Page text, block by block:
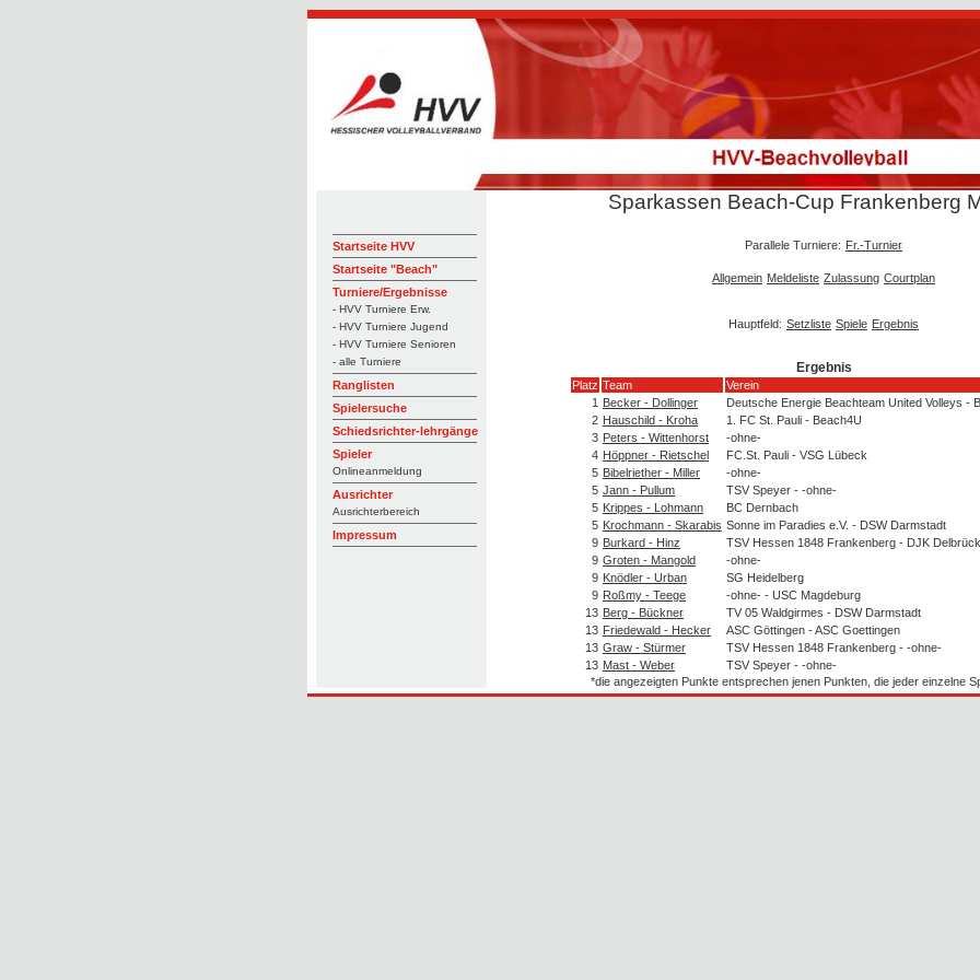
Startseite HVV
Startseite "Beach"
Turniere/Ergebnisse
- HVV Turniere Erw.
- HVV Turniere Jugend
- HVV Turniere Senioren
- alle Turniere
Ranglisten
Spielersuche
Schiedsrichter-lehrgänge
Spieler
Onlineanmeldung
Ausrichter
Ausrichterbereich
Impressum
Sparkassen Beach-Cup Frankenberg
Parallele Turniere: Fr.-Turnier
Allgemein Meldeliste Zulassung Courtplan
Hauptfeld: Setzliste Spiele Ergebnis
Ergebnis
Platz Team Verein
1 Becker - Dollinger Deutsche Energie Beachteam United Volleys -
2 Hauschild - Kroha 1. FC St. Pauli - Beach4U
3 Peters - Wittenhorst -ohne-
4 Höppner - Rietschel FC.St. Pauli - VSG Lübeck
5 Bibelriether - Miller -ohne-
5 Jann - Pullum TSV Speyer - -ohne-
5 Krippes - Lohmann BC Dernbach
5 Krochmann - Skarabis Sonne im Paradies e.V. - DSW Darmstadt
9 Burkard - Hinz TSV Hessen 1848 Frankenberg - DJK Delbrück
9 Groten - Mangold -ohne-
9 Knödler - Urban SG Heidelberg
9 Roßmy - Teege -ohne- - USC Magdeburg
13 Berg - Bückner TV 05 Waldgirmes - DSW Darmstadt
13 Friedewald - Hecker ASC Göttingen - ASC Goettingen
13 Graw - Stürmer TSV Hessen 1848 Frankenberg - -ohne-
13 Mast - Weber TSV Speyer - -ohne-
*die angezeigten Punkte entsprechen jenen Punkten, die jeder einzelne